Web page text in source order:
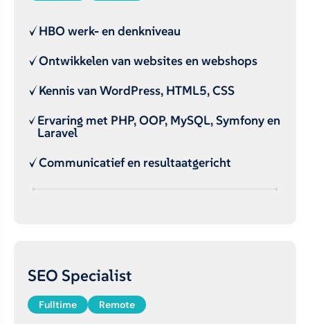
HBO werk- en denkniveau
Ontwikkelen van websites en webshops
Kennis van WordPress, HTML5, CSS
Ervaring met PHP, OOP, MySQL, Symfony en
Laravel
Communicatief en resultaatgericht
SEO Specialist
Fulltime Remote